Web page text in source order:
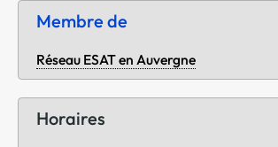
Membre de
Réseau ESAT en Auvergne
Horaires